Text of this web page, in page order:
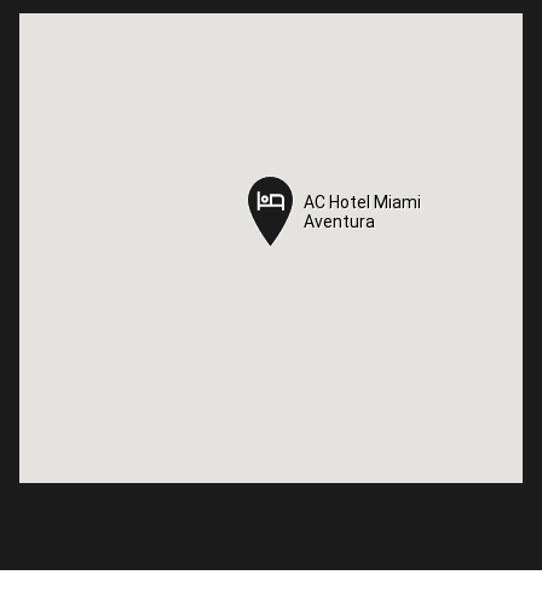
AC Hotel Miami
Aventura
AC Hotel Miami
Aventura